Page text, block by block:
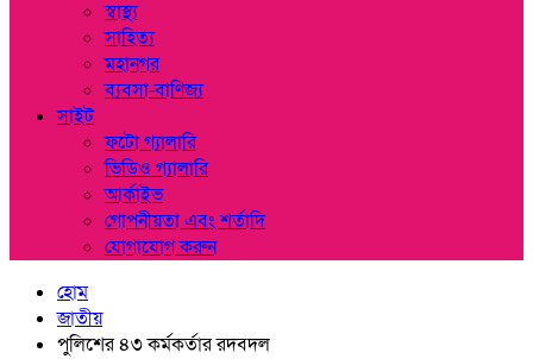
স্বাস্থ্য
সাহিত্য
মহানগর
ব্যবসা-বাণিজ্য
সাইট
ফটো গ্যালারি
ভিডিও গ্যালারি
আর্কাইভ
গোপনীয়তা এবং শর্তাদি
যোগাযোগ করুন
হোম
জাতীয়
পুলিশের ৪৩ কর্মকর্তার রদবদল